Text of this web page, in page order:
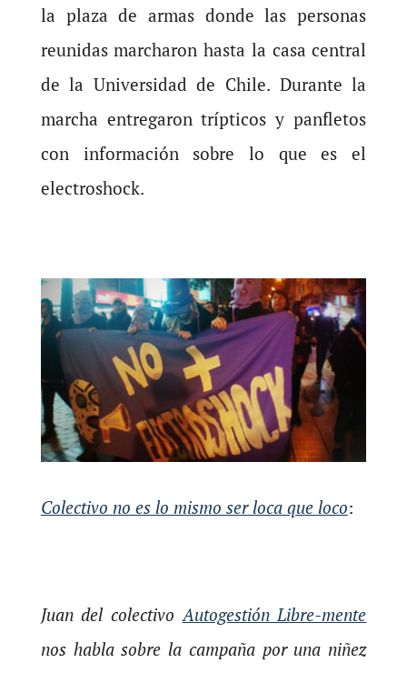
la plaza de armas donde las personas
reunidas marcharon hasta la casa central
de la Universidad de Chile. Durante la
marcha entregaron trípticos y panfletos
con información sobre lo que es el
electroshock.
Colectivo no es lo mismo ser loca que loco:
Juan del colectivo Autogestión Libre-mente
nos habla sobre la campaña por una niñez